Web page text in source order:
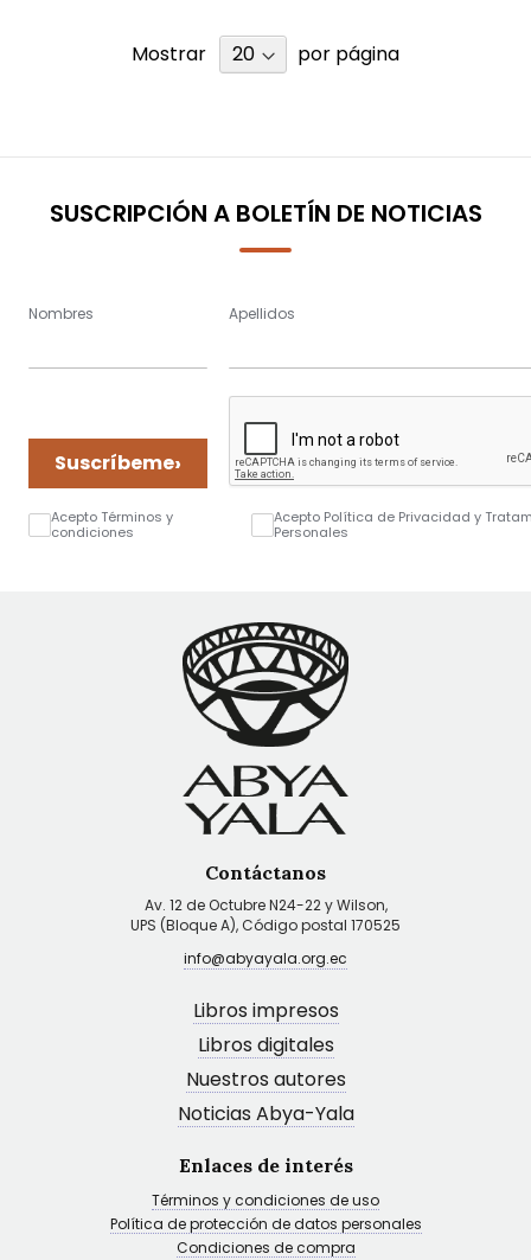
Mostrar por página
SUSCRIPCIÓN A BOLETÍN DE NOTICIAS
Nombres Apellidos
Suscríbeme›
Acepto Términos y
condiciones
Acepto Política de Privacidad y
Personales
Contáctanos
Av. 12 de Octubre N24-22 y Wilson,
UPS (Bloque A), Código postal 170525
info@abyayala.org.ec
Libros impresos
Libros digitales
Nuestros autores
Noticias Abya-Yala
Enlaces de interés
Términos y condiciones de uso
Política de protección de datos personales
Condiciones de compra